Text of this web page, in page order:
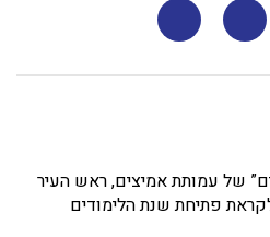
של עמותת אמיצים, ראש העיר
פתיחת שנת הלימודים